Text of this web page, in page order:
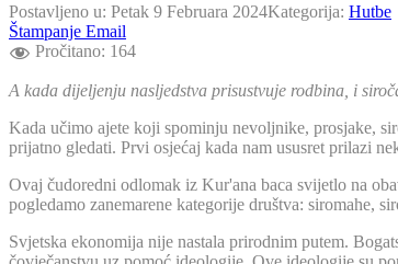
Postavljeno u: Petak 9 Februara 2024Kategorija: Hutbe
Štampanje Email
Pročitano: 164
A kada dijeljenju nasljedstva prisustvuje rodbina, i
Kada učimo ajete koji spominju nevoljnike, prosjake,
prijatno gledati. Prvi osjećaj kada nam ususret prilazi
Ovaj čudoredni odlomak iz Kur'ana baca svijetlo na
pogledamo zanemarene kategorije društva: siromahe,
Svjetska ekonomija nije nastala prirodnim putem.